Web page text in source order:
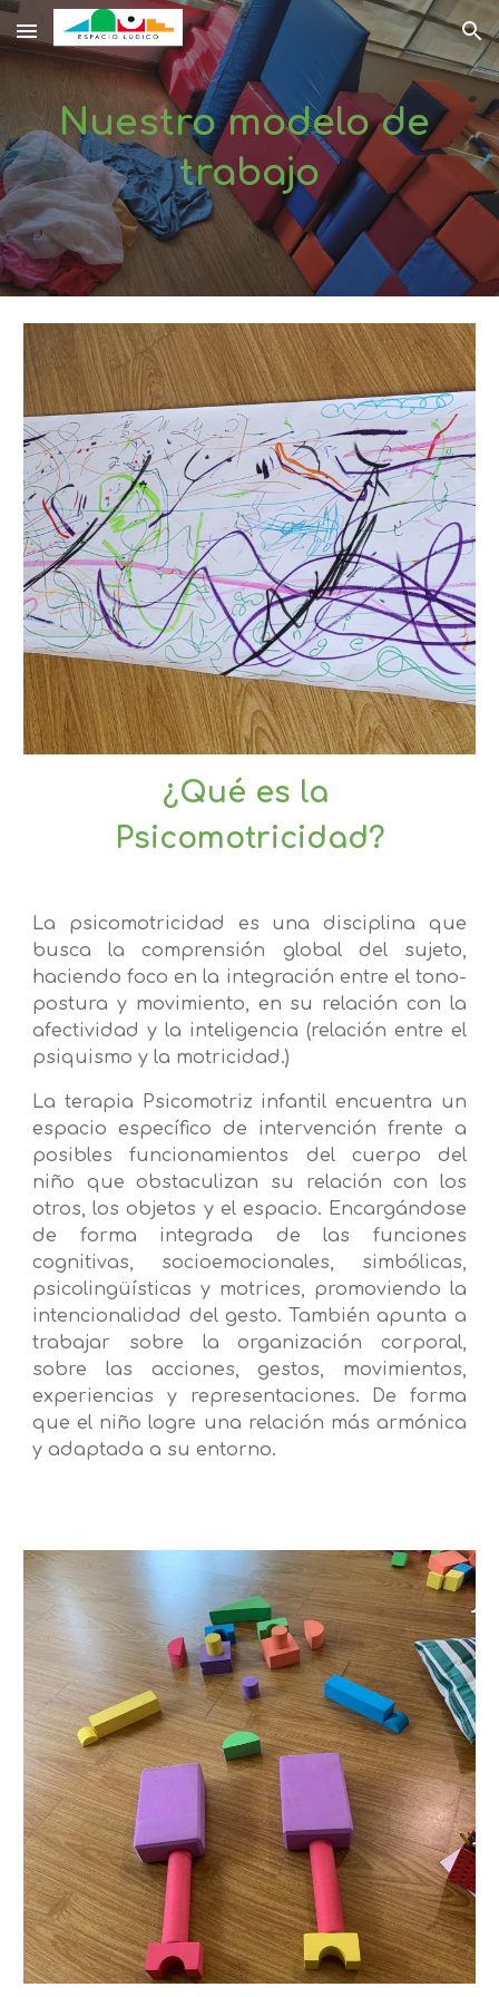
Skip to main content Skip to navigation
Nuestro modelo de
trabajo
¿Qué es la
Psicomotricidad?
La psicomotricidad es una disciplina que
busca la comprensión global del sujeto,
haciendo foco en la integración entre el tono-
postura y movimiento, en su relación con la
afectividad y la inteligencia (relación entre el
psiquismo y la motricidad.)
La terapia Psicomotriz infantil encuentra un
espacio específico de intervención frente a
posibles funcionamientos del cuerpo del
niño que obstaculizan su relación con los
otros, los objetos y el espacio. Encargándose
de forma integrada de las funciones
cognitivas, socioemocionales, simbólicas,
psicolingüísticas y motrices, promoviendo la
intencionalidad del gesto. También apunta a
trabajar sobre la organización corporal,
sobre las acciones, gestos, movimientos,
experiencias y representaciones. De forma
que el niño logre una relación más armónica
y adaptada a su entorno.